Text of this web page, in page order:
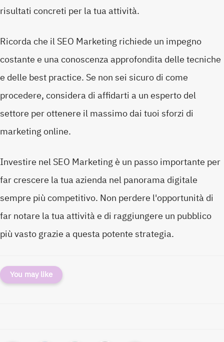
risultati concreti per la tua attività.
Ricorda che il SEO Marketing richiede un impegno
costante e una conoscenza approfondita delle tecniche
e delle best practice. Se non sei sicuro di come
procedere, considera di affidarti a un esperto del
settore per ottenere il massimo dai tuoi sforzi di
marketing online.
Investire nel SEO Marketing è un passo importante per
far crescere la tua azienda nel panorama digitale
sempre più competitivo. Non perdere l'opportunità di
far notare la tua attività e di raggiungere un pubblico
più vasto grazie a questa potente strategia.
You may like